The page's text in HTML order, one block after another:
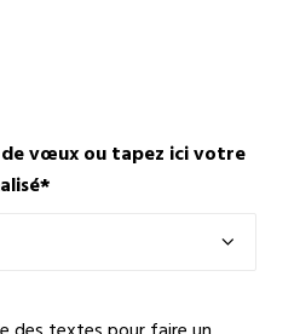
de vœux ou tapez ici votre
*